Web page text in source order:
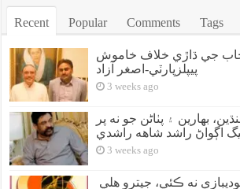
Recent Popular Comments Tags
جي ڌاڙي خلاف خاموش
پيپلزپارٽي-اصغر آزاد
3 weeks ago
بهارين ۽ پٺاڻن جو نه پر
اڳواڻ راشد شاهه راشدي
3 weeks ago